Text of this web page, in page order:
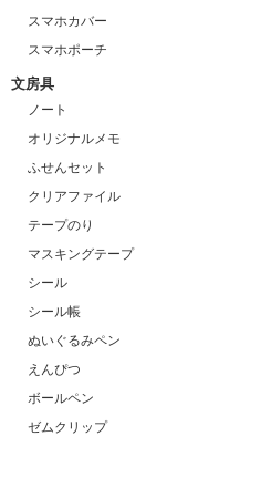
スマホカバー
スマホポーチ
文房具
ノート
オリジナルメモ
ふせんセット
クリアファイル
テープのり
マスキングテープ
シール
シール帳
ぬいぐるみペン
えんぴつ
ボールペン
ゼムクリップ